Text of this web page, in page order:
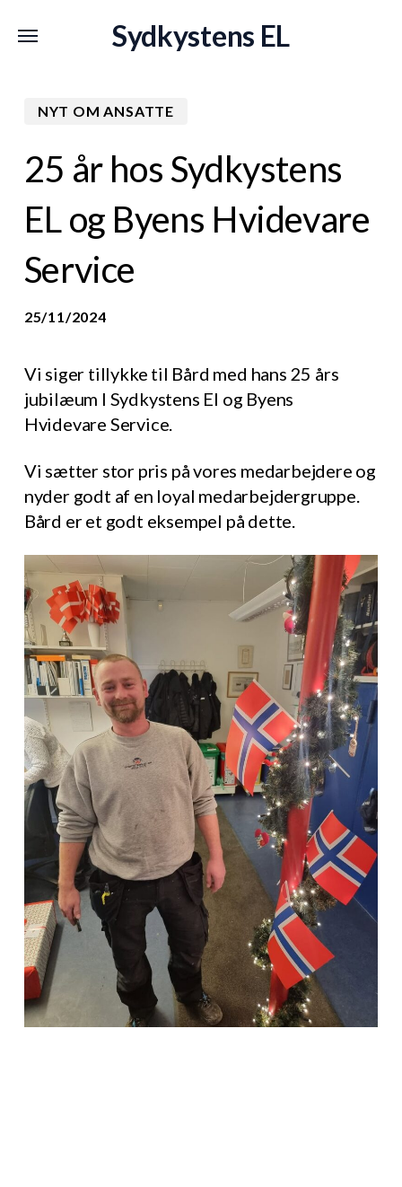
Sydkystens EL
Menu
NYT OM ANSATTE
25 år hos Sydkystens
EL og Byens Hvidevare
Service
25/11/2024
Vi siger tillykke til Bård med hans 25 års
jubilæum I Sydkystens El og Byens
Hvidevare Service.
Vi sætter stor pris på vores medarbejdere og
nyder godt af en loyal medarbejdergruppe.
Bård er et godt eksempel på dette.